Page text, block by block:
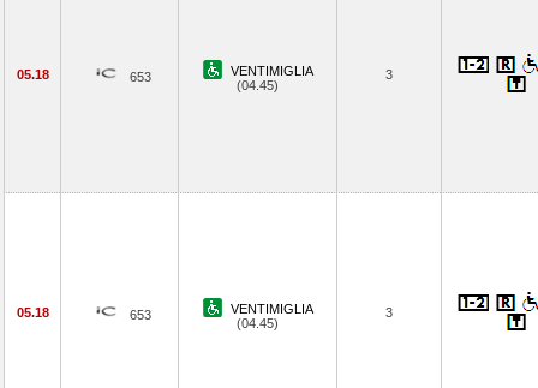
05.18 653
VENTIMIGLIA
(04.45)
3
05.18 653
VENTIMIGLIA
(04.45)
3